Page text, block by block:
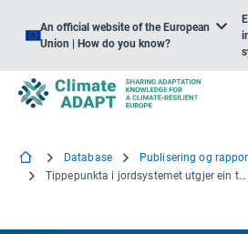
An official website of the European
Union | How do you know?
Database
Publisering og
Tippepunkta i jordsystemet utgjer ein trussel mot Europa